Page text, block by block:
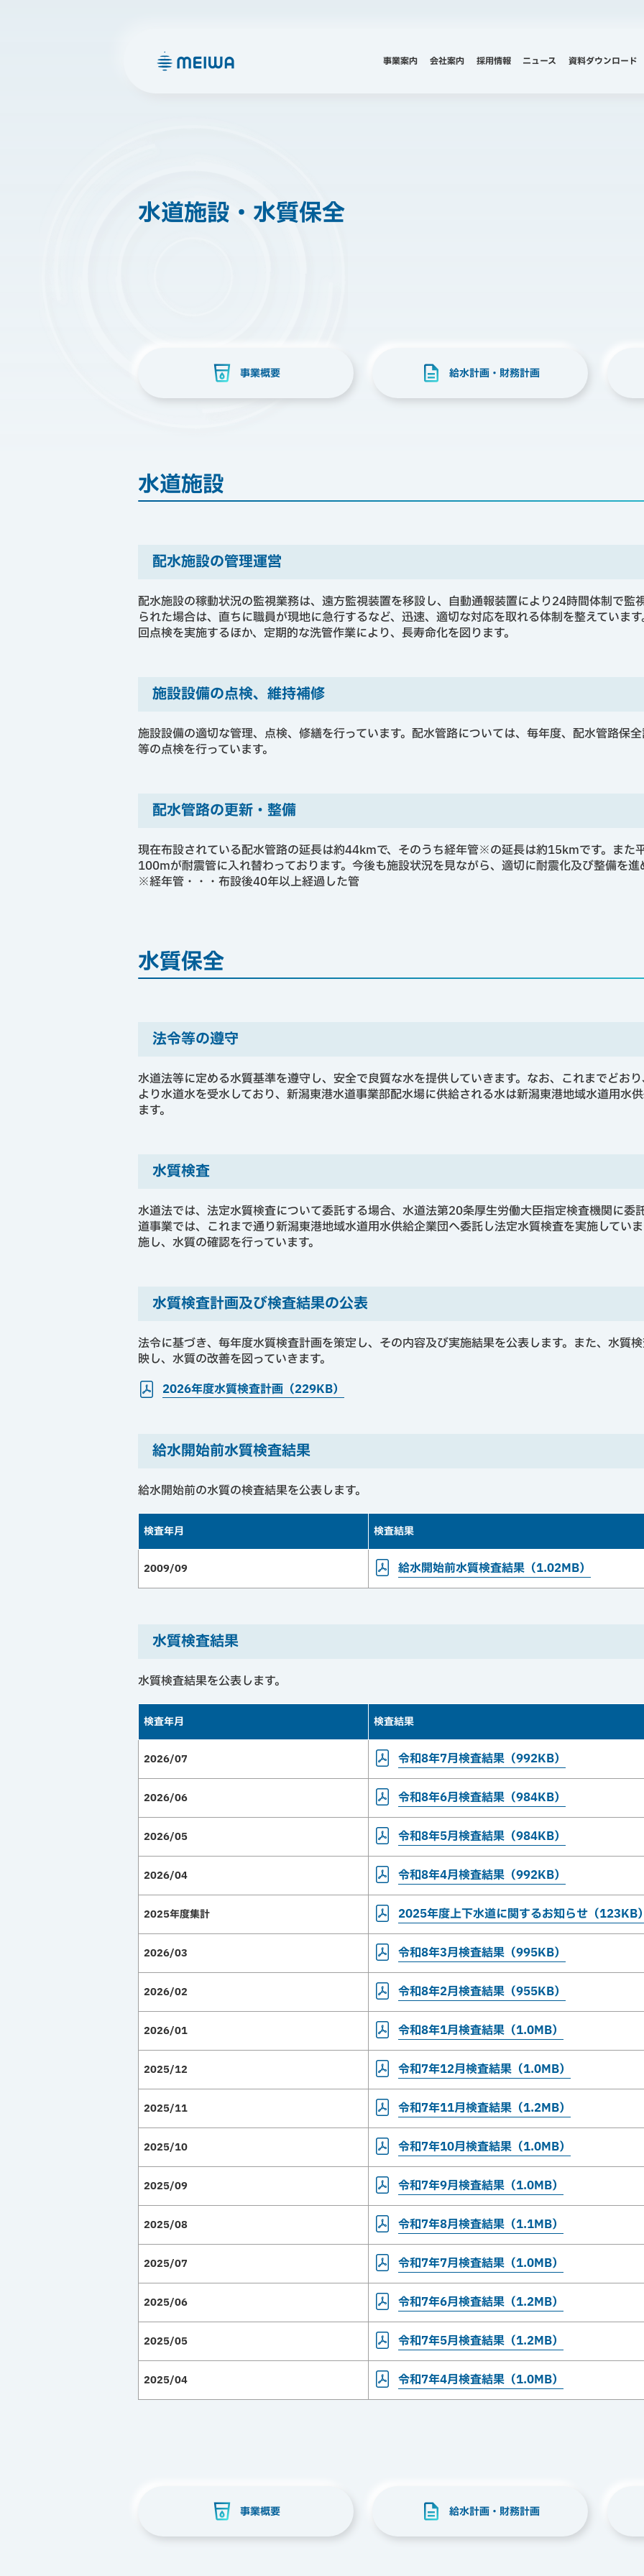
事業案内 会社案内 採用情報 ニュース 資料ダウンロード
水道施設・水質保全
事業概要 給水計画・財務計画
水道施設
配水施設の管理運営
配水施設の稼動状況の監視業務は、遠方監視装置を移設し、自動通報装置により24時間体制で監
られた場合は、直ちに職員が現地に急行するなど、迅速、適切な対応を取れる体制を整えていま
回点検を実施するほか、定期的な洗管作業により、長寿命化を図ります。
施設設備の点検、維持補修
施設設備の適切な管理、点検、修繕を行っています。配水管路については、毎年度、配水管路保
等の点検を行っています。
配水管路の更新・整備
現在布設されている配水管路の延長は約44kmで、そのうち経年管※の延長は約15kmです。また
100mが耐震管に入れ替わっております。今後も施設状況を見ながら、適切に耐震化及び整備を進
※経年管・・・布設後40年以上経過した管
水質保全
法令等の遵守
水道法等に定める水質基準を遵守し、安全で良質な水を提供していきます。なお、これまでどお
より水道水を受水しており、新潟東港水道事業部配水場に供給される水は新潟東港地域水道用水
ます。
水質検査
水道法では、法定水質検査について委託する場合、水道法第20条厚生労働大臣指定検査機関に委
道事業では、これまで通り新潟東港地域水道用水供給企業団へ委託し法定水質検査を実施してい
施し、水質の確認を行っています。
水質検査計画及び検査結果の公表
法令に基づき、毎年度水質検査計画を策定し、その内容及び実施結果を公表します。また、水質
映し、水質の改善を図っていきます。
2026年度水質検査計画（229KB）
給水開始前水質検査結果
給水開始前の水質の検査結果を公表します。
検査年月 検査結果
2009/09 給水開始前水質検査結果（1.02MB）
水質検査結果
水質検査結果を公表します。
検査年月 検査結果
2026/07 令和8年7月検査結果（992KB）
2026/06 令和8年6月検査結果（984KB）
2026/05 令和8年5月検査結果（984KB）
2026/04 令和8年4月検査結果（992KB）
2025年度集計 2025年度上下水道に関するお知らせ（123KB
2026/03 令和8年3月検査結果（995KB）
2026/02 令和8年2月検査結果（955KB）
2026/01 令和8年1月検査結果（1.0MB）
2025/12 令和7年12月検査結果（1.0MB）
2025/11 令和7年11月検査結果（1.2MB）
2025/10 令和7年10月検査結果（1.0MB）
2025/09 令和7年9月検査結果（1.0MB）
2025/08 令和7年8月検査結果（1.1MB）
2025/07 令和7年7月検査結果（1.0MB）
2025/06 令和7年6月検査結果（1.2MB）
2025/05 令和7年5月検査結果（1.2MB）
2025/04 令和7年4月検査結果（1.0MB）
事業概要 給水計画・財務計画